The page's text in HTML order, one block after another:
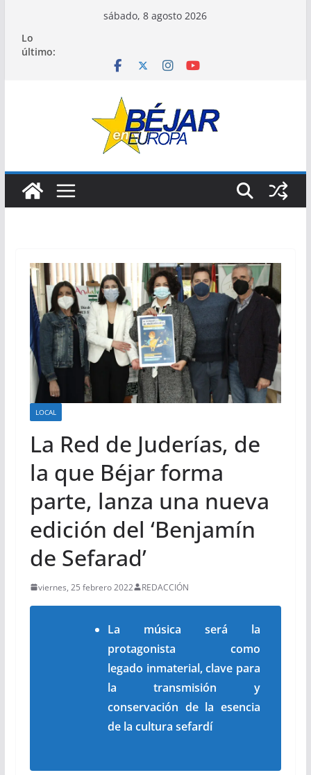
contenido
sábado, 8 agosto 2026
Lo
último:
LOCAL
La Red de Juderías, de
la que Béjar forma
parte, lanza una nueva
edición del ‘Benjamín
de Sefarad’
viernes, 25 febrero 2022 REDACCIÓN
La música será la
protagonista como
legado inmaterial,clave para
la transmisión y
conservación de la esencia
de la cultura sefardí